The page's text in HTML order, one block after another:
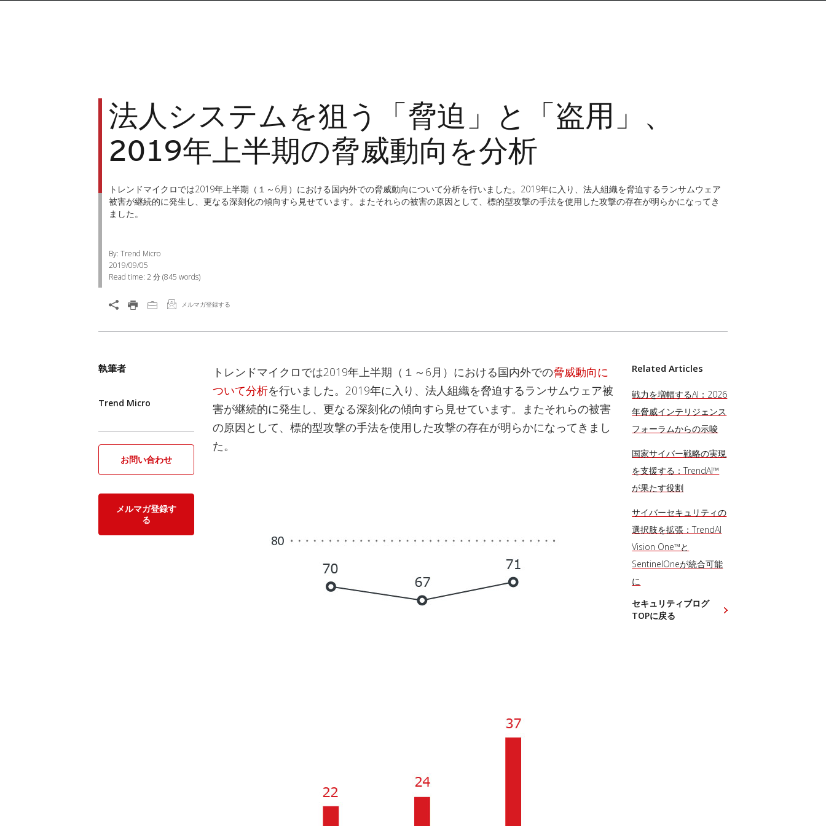
法人システムを狙う「脅迫」と「盗用」、
2019年上半期の脅威動向を分析
トレンドマイクロでは2019年上半期（１～6月）における国内外での脅威動向について分析を行いました。2019年に入り、法人組織を脅迫するランサムウェア
被害が継続的に発生し、更なる深刻化の傾向すら見せています。またそれらの被害の原因として、標的型攻撃の手法を使用した攻撃の存在が明らかになってき
ました。
By: Trend Micro
2019/09/05
Read time: 2 分(845 words)
メルマガ登録する
トレンドマイクロでは2019年上半期（１～6月）における国内外での脅威動向に
ついて分析を行いました。2019年に入り、法人組織を脅迫するランサムウェア被
害が継続的に発生し、更なる深刻化の傾向すら見せています。またそれらの被害
の原因として、標的型攻撃の手法を使用した攻撃の存在が明らかになってきまし
た。
執筆者
Trend Micro
お問い合わせ
メルマガ登録す
る
Related Articles
戦力を増幅するAI：2026
年脅威インテリジェンス
フォーラムからの示唆
国家サイバー戦略の実現
を支援する：TrendAI™
が果たす役割
サイバーセキュリティの
選択肢を拡張：TrendAI
Vision One™と
SentinelOneが統合可能
に
セキュリティブログ
TOPに戻る